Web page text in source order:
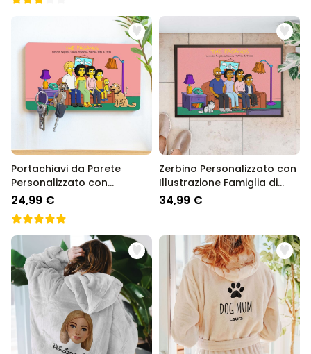
Portachiavi da Parete
Personalizzato con
Illustrazione Famiglia
Cartone Animato
24,99 €
Zerbino Personalizzato con
Illustrazione Famiglia di
Cartoni Animati
34,99 €